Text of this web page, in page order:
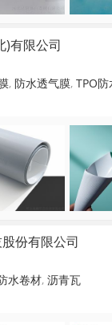
)有限公司
,防水透气膜,TPO
份有限公司
水卷材,沥青瓦